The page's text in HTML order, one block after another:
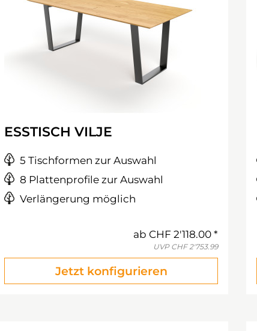
ESSTISCH VILJE
5 Tischformen zur Auswahl
8 Plattenprofile zur Auswahl
Verlängerung möglich
ab CHF 2'118.00
UVP CHF 2'753.99
Jetzt konfigurieren